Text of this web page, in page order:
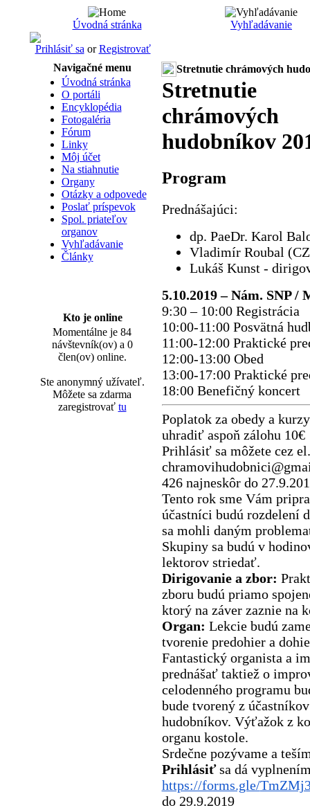
Úvodná stránka Vyhľadávanie
Prihlásiť sa orRegistrovať
Navigačné menu
Úvodná stránka
O portáli
Encyklopédia
Fotogaléria
Fórum
Linky
Môj účet
Na stiahnutie
Organy
Otázky a odpovede
Poslať príspevok
Spol. priateľov
organov
Vyhľadávanie
Články
Kto je online
Momentálne je 84
návštevník(ov) a 0
člen(ov) online.
Ste anonymný užívateľ.
Môžete sa zdarma
zaregistrovať tu
Stretnutie chrámových
Stretnutie
chrámových
hudobníkov
Program
Prednášajúci:
dp. PaeDr. Karol
Vladimír Roubal
Lukáš Kunst -
5.10.2019 – Nám. SNP
9:30 – 10:00 Registrácia
10:00-11:00 Posvätná
11:00-12:00 Praktické
12:00-13:00 Obed
13:00-17:00 Praktické
18:00 Benefičný koncert
Poplatok za obedy a
uhradiť aspoň zálohu 10€
Prihlásiť sa môžete cez
426 najneskôr do
Tento rok sme Vám
účastníci budú rozdelení
sa mohli daným
Skupiny sa budú v
lektorov striedať.
Dirigovanie a zbor:
zboru budú priamo
ktorý na záver zaznie na
Organ: Lekcie budú
tvorenie predohier a
Fantastický organista a
prednášať taktiež o
celodenného programu
bude tvorený z
hudobníkov. Výťažok z
organu kostole.
Srdečne pozývame a
Prihlásiťsa dá
https://forms.gle/
do 29.9.2019